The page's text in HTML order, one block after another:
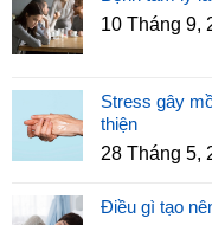
10 Tháng 9,
Stress gây
thiện
28 Tháng 5,
Điều gì tạo